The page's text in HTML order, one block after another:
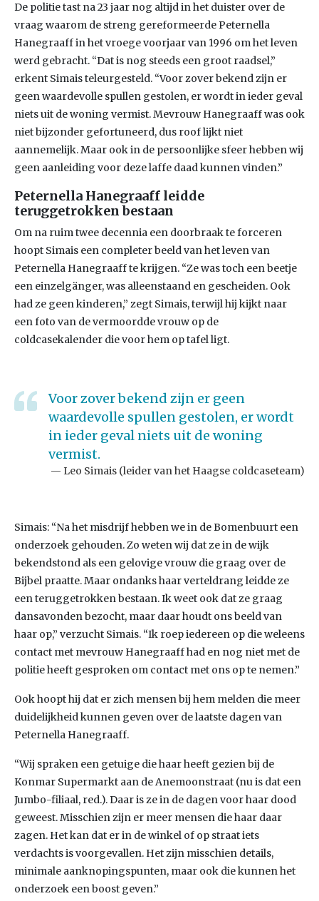
De politie tast na 23 jaar nog altijd in het duister over de
vraag waarom de streng gereformeerde Peternella
Hanegraaff in het vroege voorjaar van 1996 om het leven
werd gebracht. “Dat is nog steeds een groot raadsel,”
erkent Simais teleurgesteld. “Voor zover bekend zijn er
geen waardevolle spullen gestolen, er wordt in ieder geval
niets uit de woning vermist. Mevrouw Hanegraaff was ook
niet bijzonder gefortuneerd, dus roof lijkt niet
aannemelijk. Maar ook in de persoonlijke sfeer hebben wij
geen aanleiding voor deze laffe daad kunnen vinden.”
Peternella Hanegraaff leidde
teruggetrokken bestaan
Om na ruim twee decennia een doorbraak te forceren
hoopt Simais een completer beeld van het leven van
Peternella Hanegraaff te krijgen. “Ze was toch een beetje
een einzelgänger, was alleenstaand en gescheiden. Ook
had ze geen kinderen,” zegt Simais, terwijl hij kijkt naar
een foto van de vermoordde vrouw op de
coldcasekalender die voor hem op tafel ligt.
Voor zover bekend zijn er geen
waardevolle spullen gestolen, er wordt
in ieder geval niets uit de woning
vermist.
Leo Simais (leider van het Haagse coldcaseteam)
Simais: “Na het misdrijf hebben we in de Bomenbuurt een
onderzoek gehouden. Zo weten wij dat ze in de wijk
bekendstond als een gelovige vrouw die graag over de
Bijbel praatte. Maar ondanks haar verteldrang leidde ze
een teruggetrokken bestaan. Ik weet ook dat ze graag
dansavonden bezocht, maar daar houdt ons beeld van
haar op,” verzucht Simais. “Ik roep iedereen op die weleens
contact met mevrouw Hanegraaff had en nog niet met de
politie heeft gesproken om contact met ons op te nemen.”
Ook hoopt hij dat er zich mensen bij hem melden die meer
duidelijkheid kunnen geven over de laatste dagen van
Peternella Hanegraaff.
“Wij spraken een getuige die haar heeft gezien bij de
Konmar Supermarkt aan de Anemoonstraat (nu is dat een
Jumbo-filiaal, red.). Daar is ze in de dagen voor haar dood
geweest. Misschien zijn er meer mensen die haar daar
zagen. Het kan dat er in de winkel of op straat iets
verdachts is voorgevallen. Het zijn misschien details,
minimale aanknopingspunten, maar ook die kunnen het
onderzoek een boost geven.”